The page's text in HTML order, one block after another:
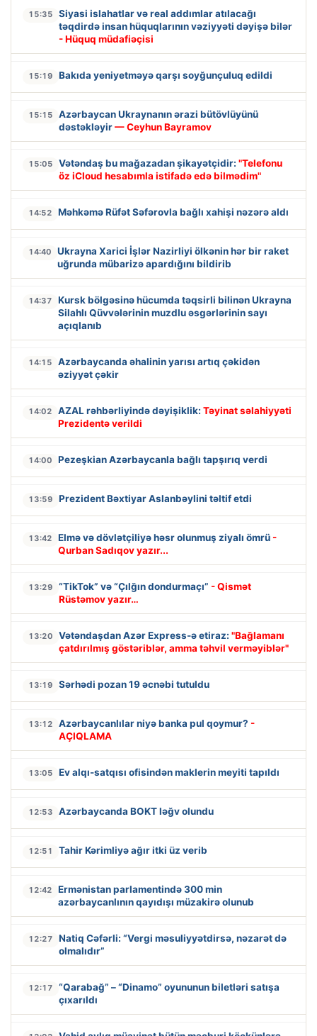
15:35
Siyasi islahatlar və real addımlar atılacağı
təqdirdə insan hüquqlarının vəziyyəti dəyişə bilər
- Hüquq müdafiəçisi
15:19 Bakıda yeniyetməyə qarşı soyğunçuluq edildi
15:15
Azərbaycan Ukraynanın ərazi bütövlüyünü
dəstəkləyir— Ceyhun Bayramov
15:05 Vətəndaş bu mağazadan şikayətçidir: "Telefonu
öz iCloud hesabımla istifadə edə bilmədim"
14:52 Məhkəmə Rüfət Səfərovla bağlı xahişi nəzərə aldı
14:40
Ukrayna Xarici İşlər Nazirliyi ölkənin hər bir raket
uğrunda mübarizə apardığını bildirib
14:37
Kursk bölgəsinə hücumda təqsirli bilinən Ukrayna
Silahlı Qüvvələrinin muzdlu əsgərlərinin sayı
açıqlanıb
14:15
Azərbaycanda əhalinin yarısı artıq çəkidən
əziyyət çəkir
14:02 AZAL rəhbərliyində dəyişiklik: Təyinat səlahiyyəti
Prezidentə verildi
14:00 Pezeşkian Azərbaycanla bağlı tapşırıq verdi
13:59 Prezident Bəxtiyar Aslanbəylini təltif etdi
13:42 Elmə və dövlətçiliyə həsr olunmuş ziyalı ömrü -
Qurban Sadıqov yazır...
13:29 “TikTok” və “Çılğın dondurmaçı” - Qismət
Rüstəmov yazır…
13:20 Vətəndaşdan Azər Express-ə etiraz: "Bağlamanı
çatdırılmış göstəriblər, amma təhvil verməyiblər"
13:19 Sərhədi pozan 19 əcnəbi tutuldu
13:12 Azərbaycanlılar niyə banka pul qoymur? -
AÇIQLAMA
13:05 Ev alqı-satqısı ofisindən maklerin meyiti tapıldı
12:53 Azərbaycanda BOKT ləğv olundu
12:51 Tahir Kərimliyə ağır itki üz verib
12:42
Ermənistan parlamentində 300 min
azərbaycanlının qayıdışı müzakirə olunub
12:27
Natiq Cəfərli: “Vergi məsuliyyətdirsə, nəzarət də
olmalıdır”
12:17
“Qarabağ” – “Dinamo” oyununun biletləri satışa
çıxarıldı